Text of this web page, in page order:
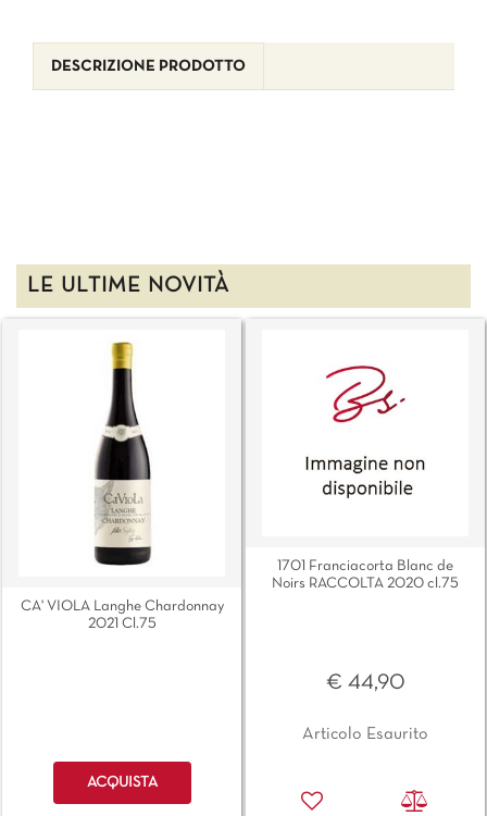
DESCRIZIONE PRODOTTO
LE ULTIME NOVITÀ
CA' VIOLA Langhe Chardonnay
2021 Cl.75
Quantità
ACQUISTA
1701 Franciacorta Blanc de
Noirs RACCOLTA 2020 cl.75
€ 44,90
Articolo Esaurito